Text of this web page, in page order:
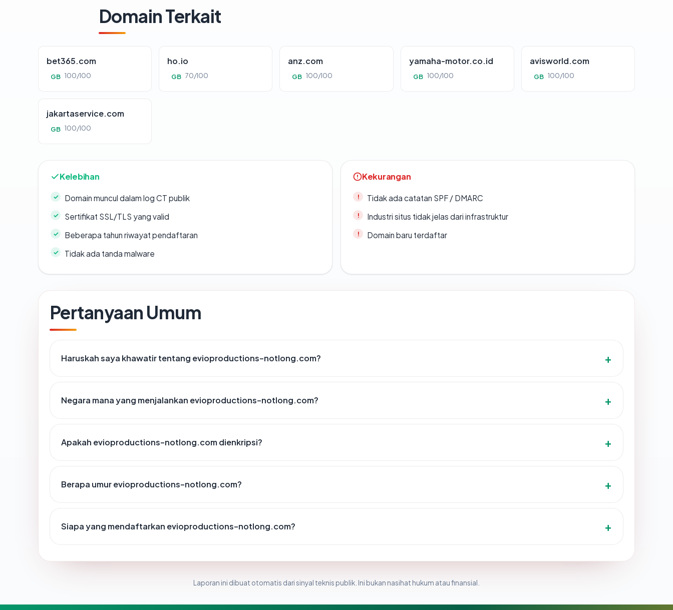
Domain Terkait
bet365.com
GB 100/100
ho.io
GB 70/100
anz.com
GB 100/100
yamaha-motor.co.id
GB 100/100
avisworld.com
GB 100/100
jakartaservice.com
GB 100/100
Kelebihan
Domain muncul dalam log CT publik
Sertifikat SSL/TLS yang valid
Beberapa tahun riwayat pendaftaran
Tidak ada tanda malware
Kekurangan
Tidak ada catatan SPF / DMARC
Industri situs tidak jelas dari infrastruktur
Domain baru terdaftar
Pertanyaan Umum
Haruskah saya khawatir tentang evioproductions-notlong.com?
Negara mana yang menjalankan evioproductions-notlong.com?
Apakah evioproductions-notlong.com dienkripsi?
Berapa umur evioproductions-notlong.com?
Siapa yang mendaftarkan evioproductions-notlong.com?
Laporan ini dibuat otomatis dari sinyal teknis publik. Ini bukan nasihat hukum atau finansial.